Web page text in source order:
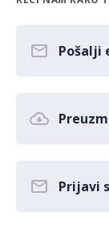
Pošalji
Prijavi